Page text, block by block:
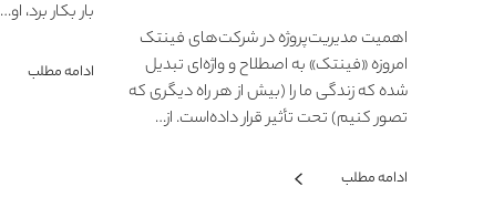
اهمیت مدیریت‌پروژه در شرکت‌های فینتک
امروزه «فینتک» به اصطلاح و واژه‌ای تبدیل
شده که زندگی ما را (بیش از هر راه دیگری که
تصور کنیم) تحت تأثیر قرار داده‌است. از…
ادامه مطلب
بار بکار برد، او…
ادامه مطلب